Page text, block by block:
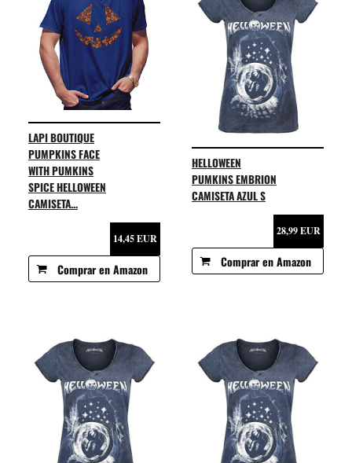
LAPI BOUTIQUE
PUMPKINS FACE
WITH PUMKINS
SPICE HELLOWEEN
CAMISETA...
14,45 EUR
Comprar en Amazon
HELLOWEEN
PUMKINS EMBRION
CAMISETA AZUL S
28,99 EUR
Comprar en Amazon